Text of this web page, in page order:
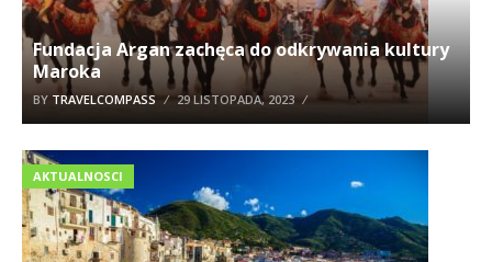
Fundacja Argan zachęca do odkrywania kultury
Maroka
BY TRAVELCOMPASS 29 LISTOPADA, 2023
AKTUALNOSCI